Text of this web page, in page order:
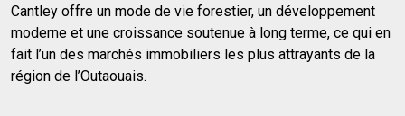
Cantley offre un mode de vie forestier, un développement
moderne et une croissance soutenue à long terme, ce qui en
fait l’un des marchés immobiliers les plus attrayants de la
région de l’Outaouais.